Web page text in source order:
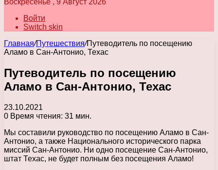
Воскресенье , 9 Август 2026
Войти
Switch skin
Главная/Путешествия/Путеводитель по посещению
Аламо в Сан-Антонио, Техас
Путеводитель по посещению
Аламо в Сан-Антонио, Техас
23.10.2021
0 Время чтения: 31 мин.
Мы составили руководство по посещению Аламо в Сан-
Антонио, а также Национального исторического парка
миссий Сан-Антонио. Ни одно посещение Сан-Антонио,
штат Техас, не будет полным без посещения Аламо!